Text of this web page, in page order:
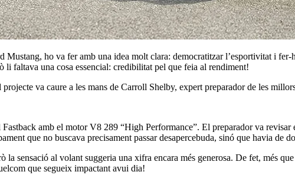
Mustang, ho va fer amb una idea molt clara: democratitzar l’esportivitat i
li faltava una cosa essencial: credibilitat pel que feia al rendiment!
va caure a les mans de Carroll Shelby, expert preparador de les
amb el motor V8 289 “High Performance”. El preparador va
que no buscava precisament passar desapercebuda, sinó que havia de
la sensació al volant suggeria una xifra encara més generosa. De fet, més
que segueix impactant avui dia!